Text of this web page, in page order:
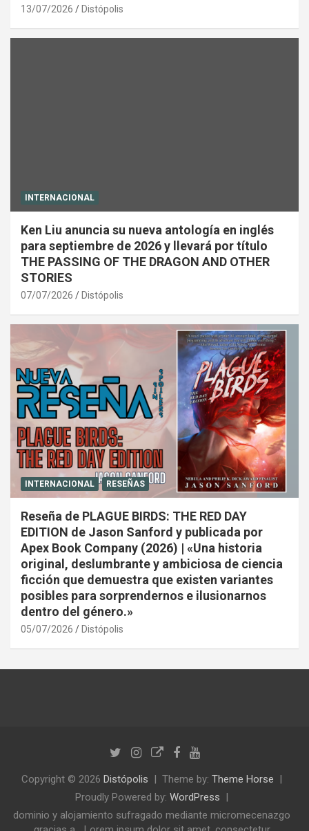
13/07/2026 Distópolis
INTERNACIONAL
Ken Liu anuncia su nueva antología en inglés
para septiembre de 2026 y llevará por título
THE PASSING OF THE DRAGON AND OTHER
STORIES
07/07/2026 Distópolis
INTERNACIONAL RESEÑAS
Reseña de PLAGUE BIRDS: THE RED DAY
EDITION de Jason Sanford y publicada por
Apex Book Company (2026) | «Una historia
original, deslumbrante y ambiciosa de ciencia
ficción que demuestra que existen variantes
posibles para sorprendernos e ilusionarnos
dentro del género.»
05/07/2026 Distópolis
Copyright © 2026 Distópolis Theme by: Theme Horse
Proudly Powered by: WordPress
dominio y alojamiento sufragado mediante micromecenazgo